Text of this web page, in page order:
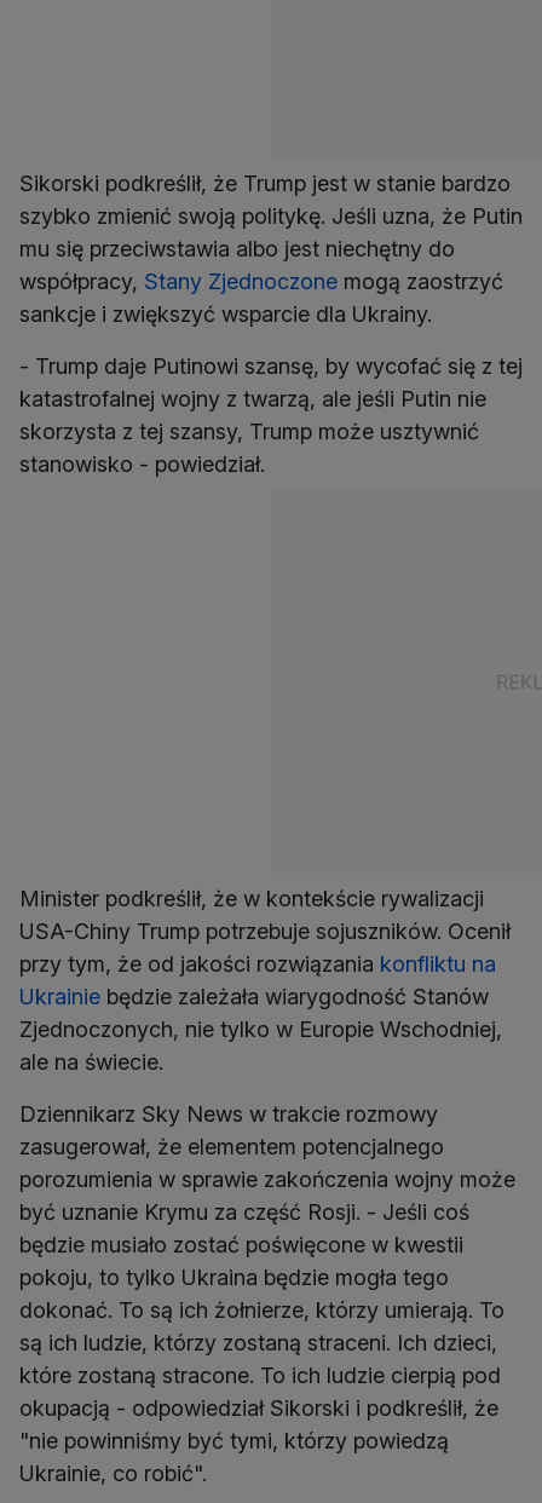
Sikorski podkreślił, że Trump jest w stanie bardzo
szybko zmienić swoją politykę. Jeśli uzna, że Putin
mu się przeciwstawia albo jest niechętny do
współpracy, Stany Zjednoczone mogą zaostrzyć
sankcje i zwiększyć wsparcie dla Ukrainy.
- Trump daje Putinowi szansę, by wycofać się z tej
katastrofalnej wojny z twarzą, ale jeśli Putin nie
skorzysta z tej szansy, Trump może usztywnić
stanowisko - powiedział.
Minister podkreślił, że w kontekście rywalizacji
USA-Chiny Trump potrzebuje sojuszników. Ocenił
przy tym, że od jakości rozwiązania konfliktu na
Ukrainie będzie zależała wiarygodność Stanów
Zjednoczonych, nie tylko w Europie Wschodniej,
ale na świecie.
Dziennikarz Sky News w trakcie rozmowy
zasugerował, że elementem potencjalnego
porozumienia w sprawie zakończenia wojny może
być uznanie Krymu za część Rosji. - Jeśli coś
będzie musiało zostać poświęcone w kwestii
pokoju, to tylko Ukraina będzie mogła tego
dokonać. To są ich żołnierze, którzy umierają. To
są ich ludzie, którzy zostaną straceni. Ich dzieci,
które zostaną stracone. To ich ludzie cierpią pod
okupacją - odpowiedział Sikorski i podkreślił, że
"nie powinniśmy być tymi, którzy powiedzą
Ukrainie, co robić".